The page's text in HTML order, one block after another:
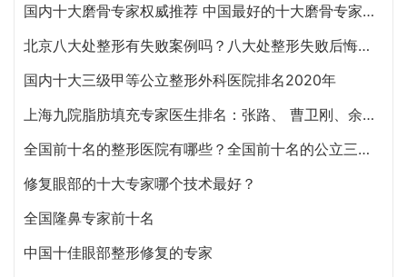
国内十大磨骨专家权威推荐 中国最好的十大磨骨专家排名
北京八大处整形有失败案例吗？八大处整形失败后悔怎么办？怎么投诉？
国内十大三级甲等公立整形外科医院排名2020年
上海九院脂肪填充专家医生排名：张路、 曹卫刚、余力（简介、案例、预约）
全国前十名的整形医院有哪些？全国前十名的公立三甲整形医院排名大全
修复眼部的十大专家哪个技术最好？
全国隆鼻专家前十名
中国十佳眼部整形修复的专家